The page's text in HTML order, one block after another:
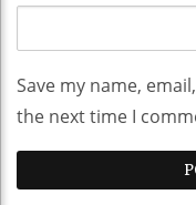
Save my name,
the next time I